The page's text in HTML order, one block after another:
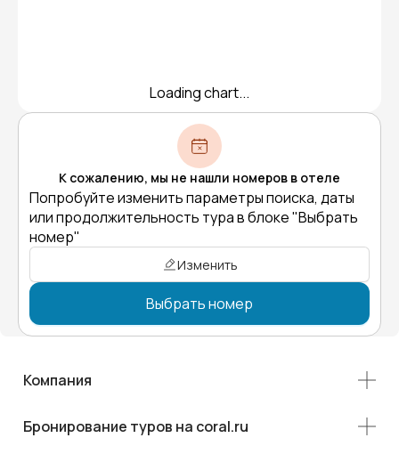
Loading chart...
К сожалению, мы не нашли номеров в отеле
Попробуйте изменить параметры поиска, даты
или продолжительность тура в блоке "Выбрать
номер"
Изменить
Выбрать номер
Компания
Бронирование туров на coral.ru